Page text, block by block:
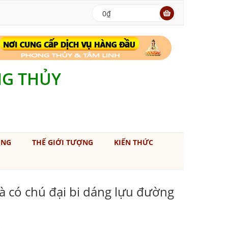
0₫
THỦY
THẾ GIỚI TƯỢNG
KIẾN THỨC
có chú đại bi dáng lựu đường